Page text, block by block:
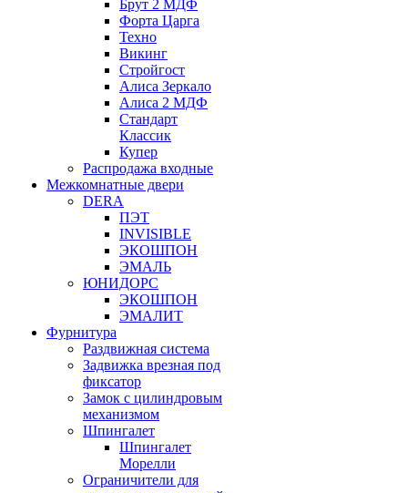
Брут 2 МДФ
Форта Царга
Техно
Викинг
Стройгост
Алиса Зеркало
Алиса 2 МДФ
Стандарт
Классик
Купер
Распродажа входные
Межкомнатные двери
DERA
ПЭТ
INVISIBLE
ЭКОШПОН
ЭМАЛЬ
ЮНИДОРС
ЭКОШПОН
ЭМАЛИТ
Фурнитура
Раздвижная система
Задвижка врезная под
фиксатор
Замок с цилиндровым
механизмом
Шпингалет
Шпингалет
Морелли
Ограничители для